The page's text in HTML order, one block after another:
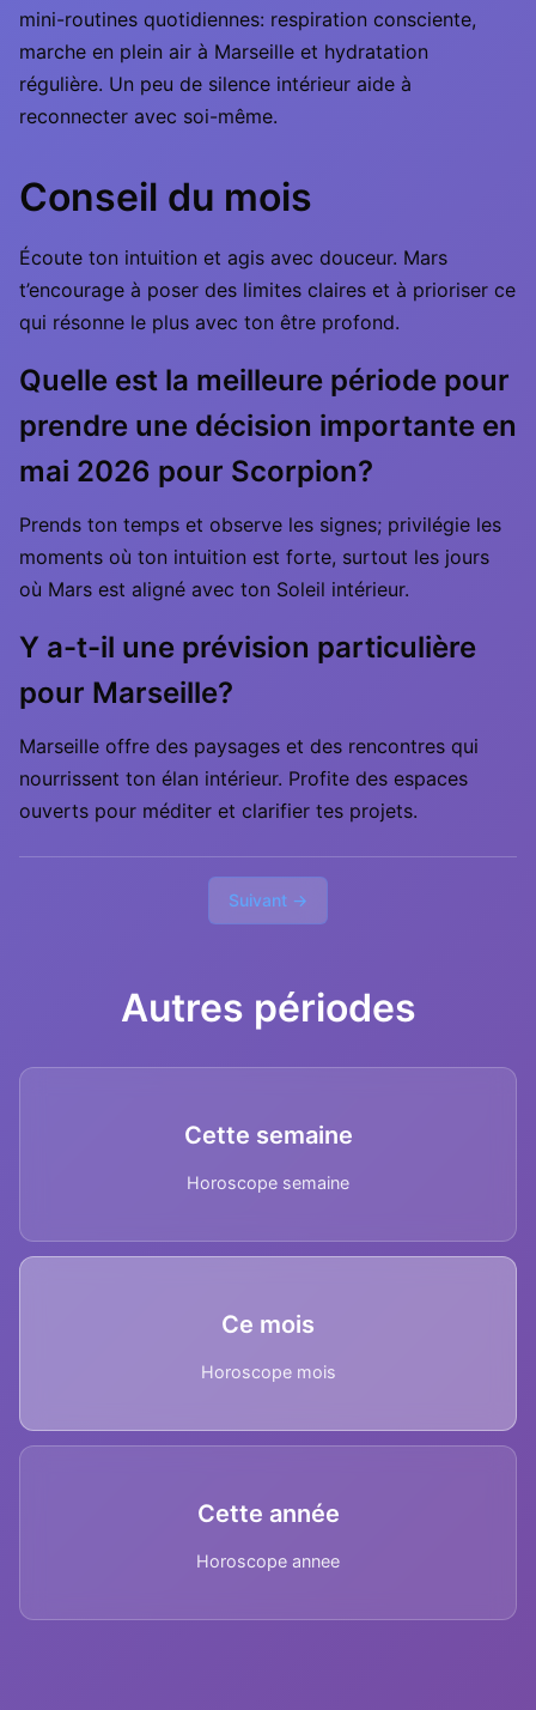
mini-routines quotidiennes: respiration consciente,
marche en plein air à Marseille et hydratation
régulière. Un peu de silence intérieur aide à
reconnecter avec soi-même.
Conseil du mois
Écoute ton intuition et agis avec douceur. Mars
t’encourage à poser des limites claires et à prioriser ce
qui résonne le plus avec ton être profond.
Quelle est la meilleure période pour
prendre une décision importante en
mai 2026 pour Scorpion?
Prends ton temps et observe les signes; privilégie les
moments où ton intuition est forte, surtout les jours
où Mars est aligné avec ton Soleil intérieur.
Y a-t-il une prévision particulière
pour Marseille?
Marseille offre des paysages et des rencontres qui
nourrissent ton élan intérieur. Profite des espaces
ouverts pour méditer et clarifier tes projets.
Suivant →
Autres périodes
Cette semaine
Horoscope semaine
Ce mois
Horoscope mois
Cette année
Horoscope annee